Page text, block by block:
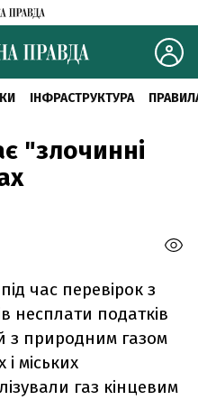
ІНФРАСТРУКТУРА
"злочинні
час перевірок з
несплати податків
з природним газом
міських
газ кінцевим